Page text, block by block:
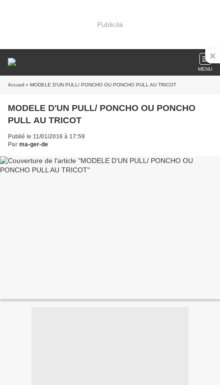
Publicité
MENU
Accueil » MODELE D'UN PULL/ PONCHO OU PONCHO PULL AU TRICOT
MODELE D'UN PULL/ PONCHO OU PONCHO
PULL AU TRICOT
Publié le 11/01/2016 à 17:59
Par ma-ger-de